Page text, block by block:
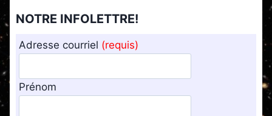
NOTRE INFOLETTRE!
Adresse courriel (requis)
Prénom